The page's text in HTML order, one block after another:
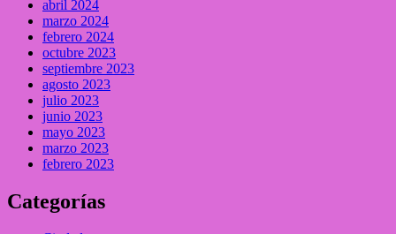
abril 2024
marzo 2024
febrero 2024
octubre 2023
septiembre 2023
agosto 2023
julio 2023
junio 2023
mayo 2023
marzo 2023
febrero 2023
Categorías